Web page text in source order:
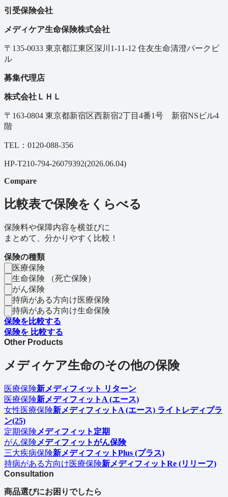
引受保険会社
メディケア生命保険株式会社
〒135-0033 東京都江東区深川1-11-12 住友生命清澄パークビ
ル
募集代理店
株式会社ＬＨＬ
〒163-0804 東京都新宿区西新宿2丁目4番1号 新宿NSビル4
階
TEL： 0120-088-356
HP-T210-794-26079392(2026.06.04)
Compare
比較表で保険をくらべる
保険料や保障内容を横並びに
まとめて、分かりやすく比較！
保険の種類
医療保険
生命保険 （死亡保険）
がん保険
持病がある方向け医療保険
持病がある方向け生命保険
保険を比較する
保険を 比較する
Other Products
メディケア生命のその他の保険
医療保険新メディフィット リターン
医療保険新メディフィットA (エース)
女性医療保険新メディフィットA (エース) ライトレディプラ
ン(25)
定期保険 メディフィット定期
がん保険 メディフィットがん保険
三大疾病保険新メディフィットPlus (プラス)
持病がある方向け医療保険新メディフィットRe (リリーフ)
Consultation
商品選びにお困りでしたら